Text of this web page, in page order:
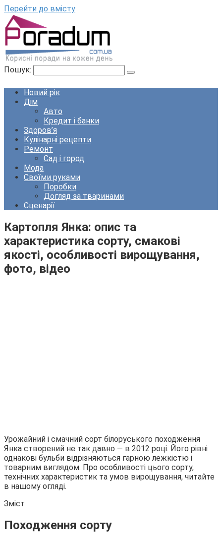
Перейти до вмісту
Пошук:
Новий рік
Дім
Авто
Кредит і банки
Здоров’я
Кулінарні рецепти
Ремонт
Сад і город
Мода
Своїми руками
Поробки
Догляд за тваринами
Сценарії
Картопля Янка: опис та
характеристика сорту, смакові
якості, особливості вирощування,
фото, відео
Урожайний і смачний сорт білоруського походження
Янка створений не так давно — в 2012 році. Його рівні
однакові бульби відрізняються гарною лежкістю і
товарним виглядом. Про особливості цього сорту,
технічних характеристик та умов вирощування, читайте
в нашому огляді.
Зміст
Походження сорту